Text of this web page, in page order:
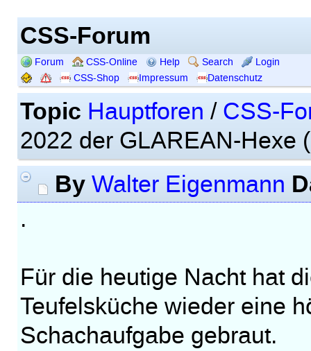
CSS-Forum
Forum CSS-Online Help Search
Login
CSS-Shop
Impressum Datenschutz
Topic Hauptforen / CSS-
2022 der GLAREAN-Hexe
By Walter Eigenmann
.
Für die heutige Nacht hat
Teufelsküche wieder eine
Schachaufgabe gebraut.